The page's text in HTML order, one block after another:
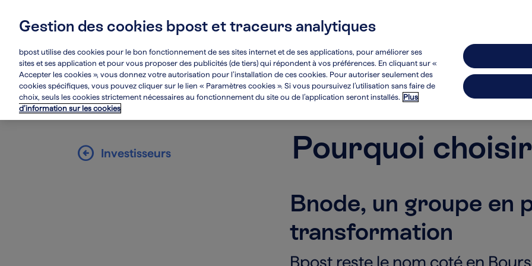
Main
navigation
À propos de nous Développement durable
arrow_circle_left Investisseurs Pourquoi
Bnode, un groupe en
transformation
Bpost reste le nom coté en
Gestion des cookies bpost et traceurs analytiques
bpost utilise des cookies pour le bon fonctionnement de ses sites internet et de ses applications, pour améliorer ses
sites et ses application et pour vous proposer des publicités (de tiers) qui répondent à vos préférences. En cliquant sur «
Accepter les cookies », vous donnez votre autorisation pour l’installation de ces cookies. Pour autoriser seulement des
cookies spécifiques, vous pouvez cliquer sur le lien « Paramètres cookies ». Si vous poursuivez l’utilisation sans faire de
choix, seuls les cookies strictement nécessaires au fonctionnement du site ou de l’application seront installés. Plus
d’information sur les cookies